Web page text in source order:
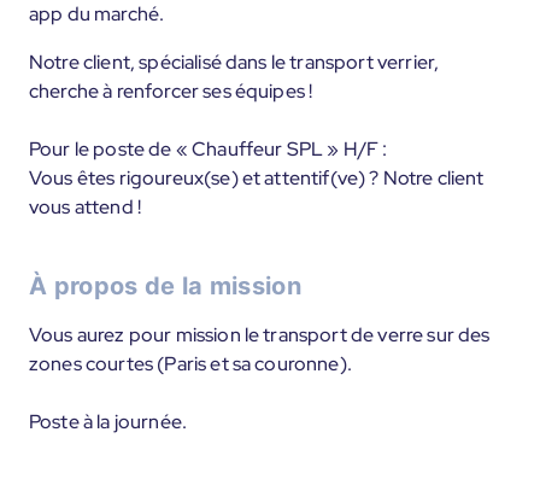
app du marché.
Notre client, spécialisé dans le transport verrier,
cherche à renforcer ses équipes !
Pour le poste de « Chauffeur SPL » H/F :
Vous êtes rigoureux(se) et attentif(ve) ? Notre client
vous attend !
À propos de la mission
Vous aurez pour mission le transport de verre sur des
zones courtes (Paris et sa couronne).
Poste à la journée.